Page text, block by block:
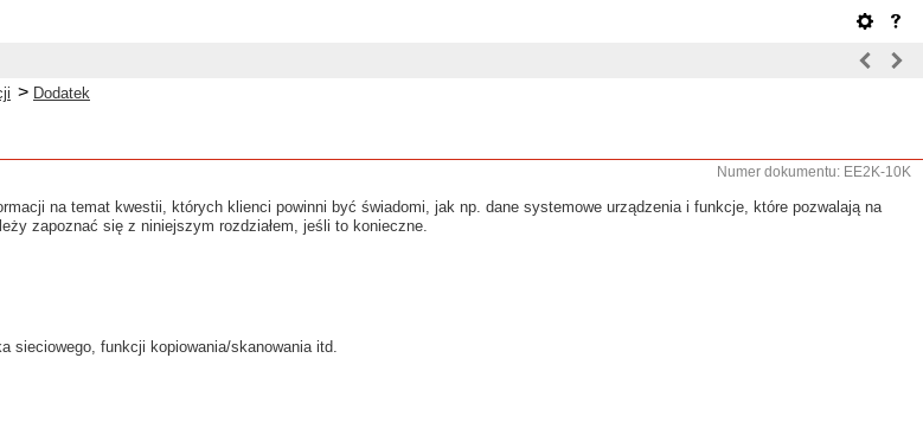
> Dodatek
Numer dokumentu: EE2K-10K
na temat kwestii, których klienci powinni być świadomi, jak np. dane systemowe urządzenia i funkcje, które pozwalają na
zapoznać się z niniejszym rozdziałem, jeśli to konieczne.
sieciowego, funkcji kopiowania/skanowania itd.